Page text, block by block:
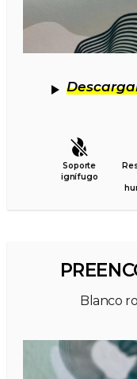
Soporte
ignífugo
Blanco